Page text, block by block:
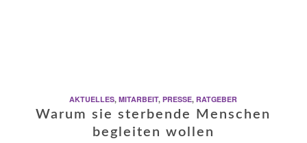
AKTUELLES,MITARBEIT,PRESSE,RATGEBER
Warum sie sterbende Menschen
begleiten wollen